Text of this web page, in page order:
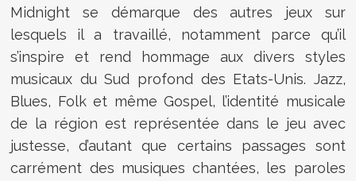
Midnight se démarque des autres jeux sur
lesquels il a travaillé, notamment parce qu’il
s’inspire et rend hommage aux divers styles
musicaux du Sud profond des Etats-Unis. Jazz,
Blues, Folk et même Gospel, l’identité musicale
de la région est représentée dans le jeu avec
justesse, d’autant que certains passages sont
carrément des musiques chantées, les paroles